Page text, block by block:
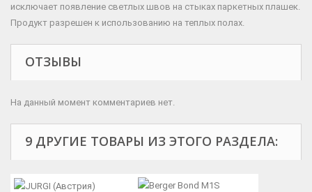
исключает появление светлых швов на стыках паркетных плашек.
Продукт разрешен к использованию на теплых полах.
ОТЗЫВЫ
На данный момент комментариев нет.
9 ДРУГИЕ ТОВАРЫ ИЗ ЭТОГО РАЗДЕЛА: